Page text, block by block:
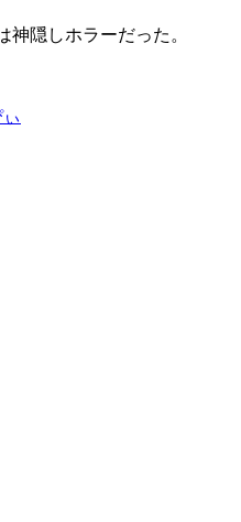
神隠しホラーだった。